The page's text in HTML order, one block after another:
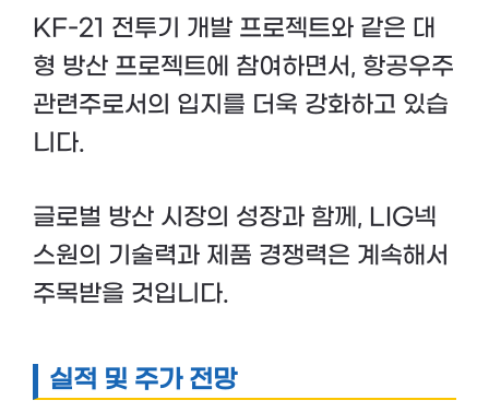
KF-21 전투기 개발 프로젝트와 같은 대
형 방산 프로젝트에 참여하면서, 항공우주
관련주로서의 입지를 더욱 강화하고 있습
니다.
글로벌 방산 시장의 성장과 함께, LIG넥
스원의 기술력과 제품 경쟁력은 계속해서
주목받을 것입니다.
실적 및 주가 전망